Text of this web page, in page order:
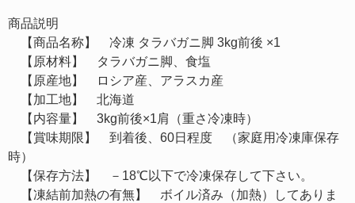
商品説明
【商品名称】 冷凍 タラバガニ脚 3kg前後 ×1
【原材料】 タラバガニ脚、食塩
【原産地】 ロシア産、アラスカ産
【加工地】 北海道
【内容量】 3kg前後×1肩（重さ冷凍時）
【賞味期限】 到着後、60日程度 （家庭用冷凍庫保存
時）
【保存方法】 －18℃以下で冷凍保存して下さい。
【凍結前加熱の有無】 ボイル済み（加熱）してありま